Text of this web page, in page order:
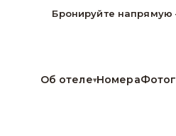
Бронируйте
Об отеле▾Номера